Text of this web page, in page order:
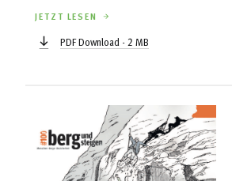
wie keine andere Bergsportzeitschrift – auf
prägnante, wissenschaftliche und doch
aktuellen Fragestellungen und Neuheiten rund
JETZT LESEN
PDF Download - 2 MB